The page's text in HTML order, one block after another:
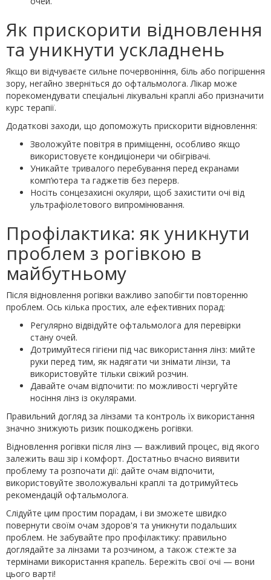
Як прискорити відновлення
та уникнути ускладнень
Якщо ви відчуваєте сильне почервоніння, біль або погіршення
зору, негайно зверніться до офтальмолога. Лікар може
порекомендувати спеціальні лікувальні краплі або призначити
курс терапії.
Додаткові заходи, що допоможуть прискорити відновлення:
Зволожуйте повітря в приміщенні, особливо якщо
використовуєте кондиціонери чи обігрівачі.
Уникайте тривалого перебування перед екранами
комп’ютера та гаджетів без перерв.
Носіть сонцезахисні окуляри, щоб захистити очі від
ультрафіолетового випромінювання.
Профілактика: як уникнути
проблем з рогівкою в
майбутньому
Після відновлення рогівки важливо запобігти повторенню
проблем. Ось кілька простих, але ефективних порад:
Регулярно відвідуйте офтальмолога для перевірки
стану очей.
Дотримуйтеся гігієни під час використання лінз: мийте
руки перед тим, як надягати чи знімати лінзи, та
використовуйте тільки свіжий розчин.
Давайте очам відпочити: по можливості чергуйте
носіння лінз із окулярами.
Правильний догляд за лінзами та контроль їх використання
значно знижують ризик пошкоджень рогівки.
Відновлення рогівки після лінз — важливий процес, від якого
залежить ваш зір і комфорт. Достатньо вчасно виявити
проблему та розпочати дії: дайте очам відпочити,
використовуйте зволожувальні краплі та дотримуйтесь
рекомендацій офтальмолога.
Слідуйте цим простим порадам, і ви зможете швидко
повернути своїм очам здоров'я та уникнути подальших
проблем. Не забувайте про профілактику: правильно
доглядайте за лінзами та розчином, а також стежте за
термінами використання крапель. Бережіть свої очі — вони
цього варті!